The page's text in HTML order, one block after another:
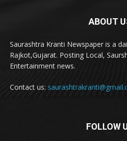
ABOUT
Saurashtra Kranti Newspaper is a
Rajkot,Gujarat. Posting Local,
Entertainment news.
Contact us:
FOLLOW